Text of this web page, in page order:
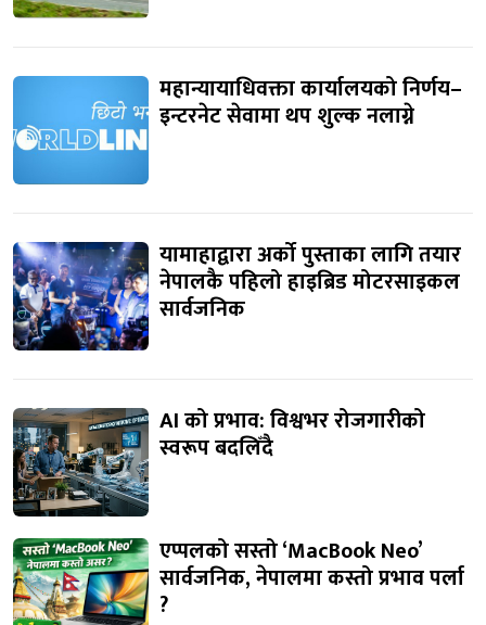
महान्यायाधिवक्ता कार्यालयको निर्णय–
इन्टरनेट सेवामा थप शुल्क नलाग्ने
यामाहाद्वारा अर्को पुस्ताका लागि तयार
नेपालकै पहिलो हाइब्रिड मोटरसाइकल
सार्वजनिक
AI को प्रभाव: विश्वभर रोजगारीको
स्वरूप बदलिँदै
एप्पलको सस्तो ‘MacBook Neo’
सार्वजनिक, नेपालमा कस्तो प्रभाव पर्ला
?